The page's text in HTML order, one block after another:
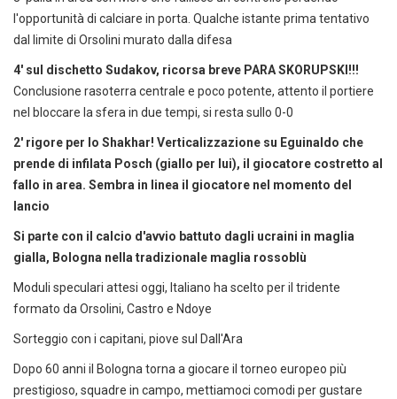
l'opportunità di calciare in porta. Qualche istante prima tentativo
dal limite di Orsolini murato dalla difesa
4' sul dischetto Sudakov, ricorsa breve PARA SKORUPSKI!!!
Conclusione rasoterra centrale e poco potente, attento il portiere
nel bloccare la sfera in due tempi, si resta sullo 0-0
2' rigore per lo Shakhar! Verticalizzazione su Eguinaldo che
prende di infilata Posch (giallo per lui), il giocatore costretto al
fallo in area. Sembra in linea il giocatore nel momento del
lancio
Si parte con il calcio d'avvio battuto dagli ucraini in maglia
gialla, Bologna nella tradizionale maglia rossoblù
Moduli speculari attesi oggi, Italiano ha scelto per il tridente
formato da Orsolini, Castro e Ndoye
Sorteggio con i capitani, piove sul Dall'Ara
Dopo 60 anni il Bologna torna a giocare il torneo europeo più
prestigioso, squadre in campo, mettiamoci comodi per gustare